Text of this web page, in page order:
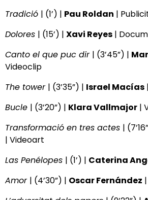
Tradició | (1’) | Pau Roldan |
Dolores | (15’) | Xavi Reyes |
Canto el que puc dir | (3’45”) |
Videoclip
The tower | (3’35”) | Israel Macías
Bucle | (3’20”) | Klara Vallmajor |
Transformació en tres actes |
| Videoart
Las Penélopes | (1’) | Caterina
Amor | (4’30”) | Oscar Fernández